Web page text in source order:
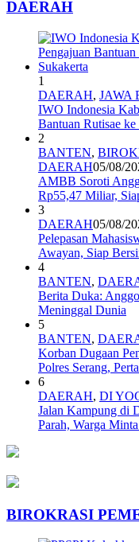
DAERAH
1
DAERAH, JAWA
IWO Indonesia
Bantuan Rutisae
2
BANTEN,
DAERAH05/08/
AMBB Soroti
Rp55,47 Miliar,
3
DAERAH05/08/
Pelepasan
Awayan, Siap
4
BANTEN,
Berita Duka:
Meninggal Dunia
5
BANTEN,
Korban Dugaan
Polres Serang,
6
DAERAH, DI
Jalan Kampung di
Parah, Warga
BIROKRASI